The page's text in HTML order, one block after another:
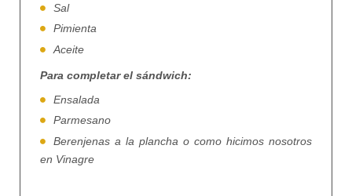
Sal
Pimienta
Aceite
Para completar el sándwich:
Ensalada
Parmesano
Berenjenas a la plancha o como hicimos nosotros
en Vinagre